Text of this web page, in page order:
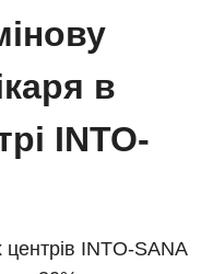
та неврології
в
INTO-
центрів INTO-SANA